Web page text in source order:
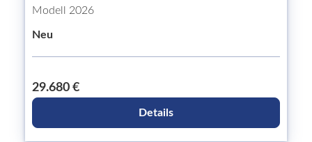
Modell 2026
Neu
29.680 €
Details